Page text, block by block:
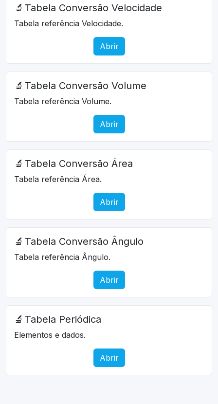
🔬 Tabela Conversão Velocidade
Tabela referência Velocidade.
Abrir
🔬 Tabela Conversão Volume
Tabela referência Volume.
Abrir
🔬 Tabela Conversão Área
Tabela referência Área.
Abrir
🔬 Tabela Conversão Ângulo
Tabela referência Ângulo.
Abrir
🔬 Tabela Periódica
Elementos e dados.
Abrir